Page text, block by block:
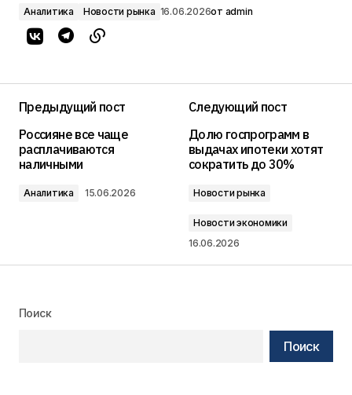
Аналитика Новости рынка 16.06.2026от admin
Предыдущий пост
Россияне все чаще
расплачиваются
наличными
Аналитика 15.06.2026
Следующий пост
Долю госпрограмм в
выдачах ипотеки хотят
сократить до 30%
Новости рынка
Новости экономики
16.06.2026
Поиск
Поиск